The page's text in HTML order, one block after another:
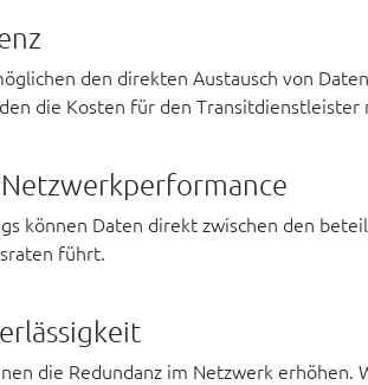
den direkten Austausch von
die Kosten für den
können Daten direkt zwischen den
führt.
die Redundanz im Netzwerk